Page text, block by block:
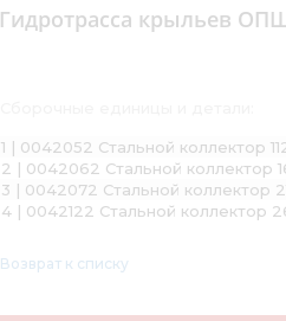
Гидротрасса крыльев
1 | 0042052 Стальной коллектор
2 | 0042062 Стальной коллектор
3 | 0042072 Стальной коллектор
4 | 0042122 Стальной коллектор
Возврат к списку